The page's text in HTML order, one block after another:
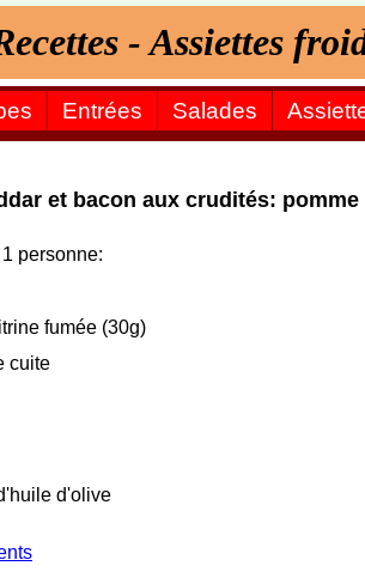
- Assiettes
Entrées Salades
et bacon aux crudités:
personne:
fumée (30g)
cuite
d'olive